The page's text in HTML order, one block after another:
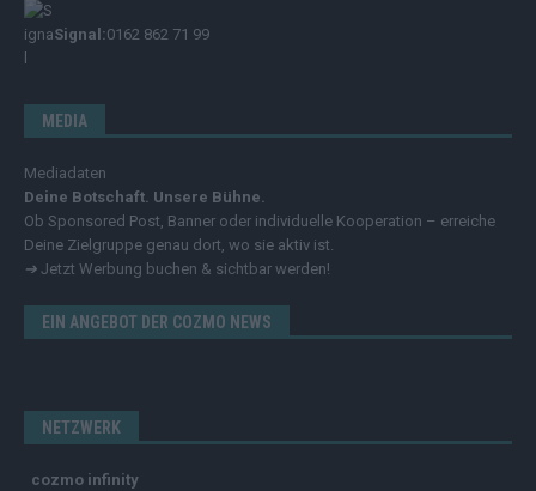
Signal:0162 862 71 99
MEDIA
Mediadaten
Deine Botschaft. Unsere Bühne.
Ob Sponsored Post, Banner oder individuelle Kooperation – erreiche
Deine Zielgruppe genau dort, wo sie aktiv ist.
➔ Jetzt Werbung buchen & sichtbar werden!
EIN ANGEBOT DER COZMO NEWS
NETZWERK
cozmo infinity